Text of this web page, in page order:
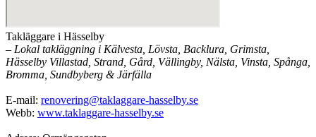
Takläggare i Hässelby
– Lokal takläggning i Kälvesta, Lövsta, Backlura, Grimsta,
Hässelby Villastad, Strand, Gård, Vällingby, Nälsta, Vinsta, Spånga,
Bromma, Sundbyberg & Järfälla
E-mail: renovering@taklaggare-hasselby.se
Webb: www.taklaggare-hasselby.se